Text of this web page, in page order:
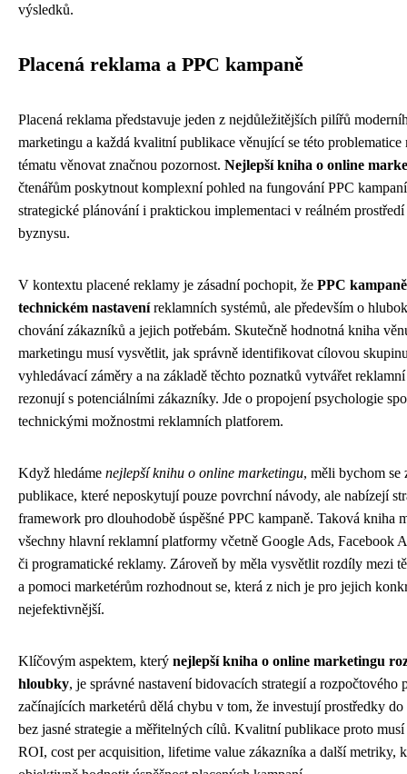
výsledků.
Placená reklama a PPC kampaně
Placená reklama představuje jeden z nejdůležitějších pilířů
marketingu a každá kvalitní publikace věnující se této problematice
tématu věnovat značnou pozornost. Nejlepší kniha o online
čtenářům poskytnout komplexní pohled na fungování PPC
strategické plánování i praktickou implementaci v reálném
byznysu.
V kontextu placené reklamy je zásadní pochopit, že PPC
technickém nastaveníreklamních systémů, ale především o
chování zákazníků a jejich potřebám. Skutečně hodnotná kniha
marketingu musí vysvětlit, jak správně identifikovat cílovou
vyhledávací záměry a na základě těchto poznatků vytvářet
rezonují s potenciálními zákazníky. Jde o propojení psychologie
technickými možnostmi reklamních platforem.
Když hledáme nejlepší knihu o online marketingu, měli bychom se
publikace, které neposkytují pouze povrchní návody, ale nabízejí
framework pro dlouhodobě úspěšné PPC kampaně. Taková kniha
všechny hlavní reklamní platformy včetně Google Ads, Facebook
či programatické reklamy. Zároveň by měla vysvětlit rozdíly mezi
a pomoci marketérům rozhodnout se, která z nich je pro jejich
nejefektivnější.
Klíčovým aspektem, který nejlepší kniha o online marketingu
hloubky, je správné nastavení bidovacích strategií a rozpočtového
začínajících marketérů dělá chybu v tom, že investují prostředky
bez jasné strategie a měřitelných cílů. Kvalitní publikace proto
ROI, cost per acquisition, lifetime value zákazníka a další metriky,